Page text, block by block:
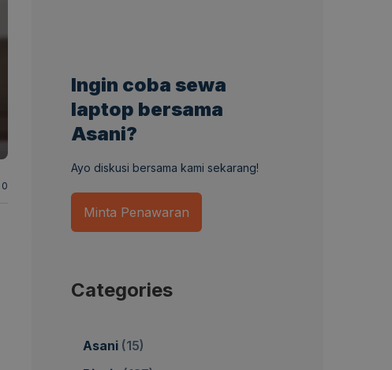
0
Ingin coba sewa
laptop bersama
Asani?
Ayo diskusi bersama kami sekarang!
Minta Penawaran
Categories
Asani (15)